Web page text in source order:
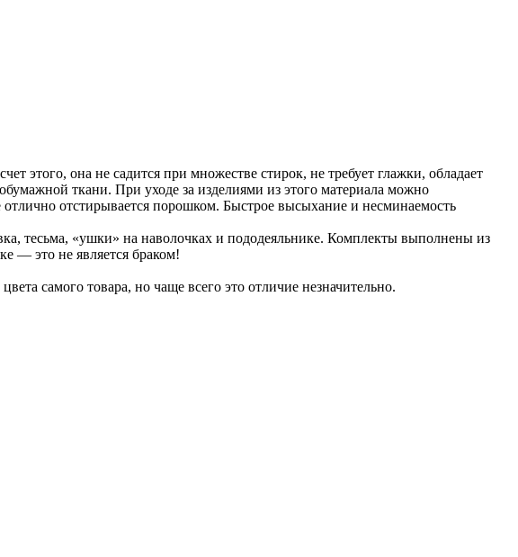
этого, она не садится при множестве стирок, не требует глажки, обладает
ткани. При уходе за изделиями из этого материала можно
отстирывается порошком. Быстрое высыхание и несминаемость
тесьма, «ушки» на наволочках и пододеяльнике. Комплекты выполнены из
— это не является браком!
самого товара, но чаще всего это отличие незначительно.